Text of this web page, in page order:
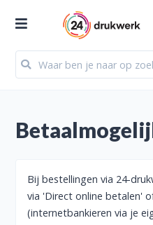
Bij bestellingen via 24-
via 'Direct online betalen'
(internetbankieren via je